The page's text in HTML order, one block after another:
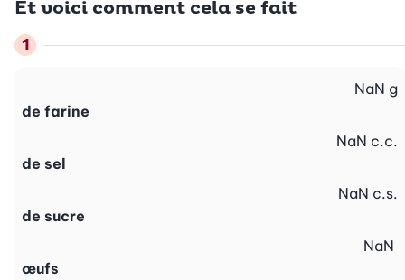
Et voici comment cela se fait
de farine
NaN g
de sel
NaN c.c.
de sucre
NaN c.s.
œufs
NaN